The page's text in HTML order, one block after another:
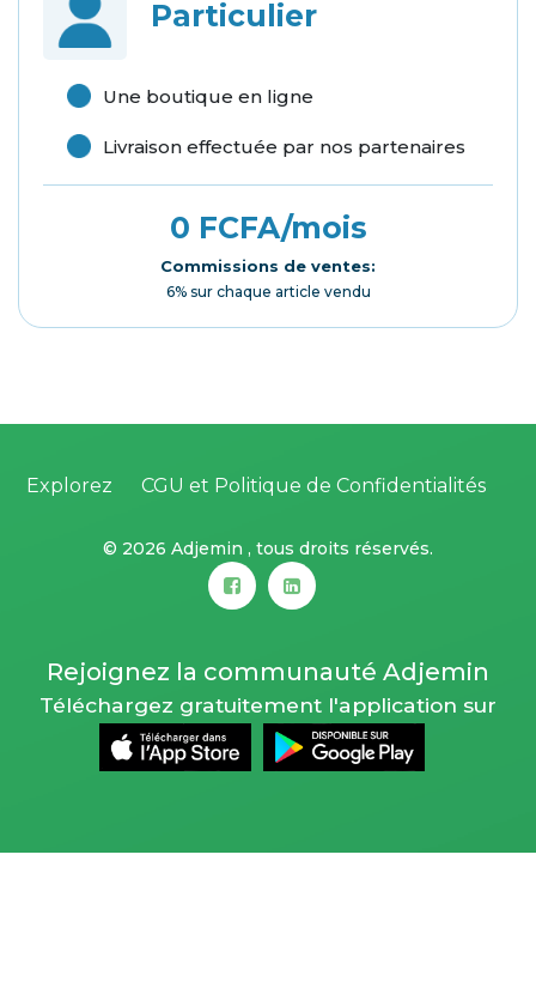
Particulier
Une boutique en ligne
Livraison effectuée par nos partenaires
0 FCFA/mois
Commissions de ventes:
6% sur chaque article vendu
Explorez CGU et Politique de Confidentialités
© 2026 Adjemin , tous droits réservés.
Rejoignez la communauté Adjemin
Téléchargez gratuitement l'application sur